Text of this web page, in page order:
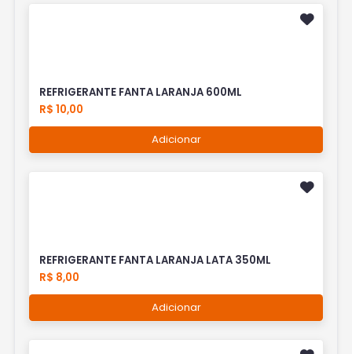
REFRIGERANTE FANTA LARANJA 600ML
R$ 10,00
Adicionar
REFRIGERANTE FANTA LARANJA LATA 350ML
R$ 8,00
Adicionar